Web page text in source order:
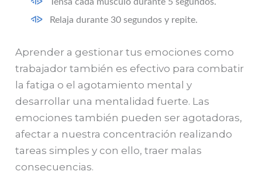
Relaja durante 30 segundos y repite.
Aprender a gestionar tus emociones como
trabajador también es efectivo para combatir
la fatiga o el agotamiento mental y
desarrollar una mentalidad fuerte. Las
emociones también pueden ser agotadoras,
afectar a nuestra concentración realizando
tareas simples y con ello, traer malas
consecuencias.